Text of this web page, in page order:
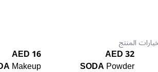
32 AED
SODAPowder
16 AED
Makeup